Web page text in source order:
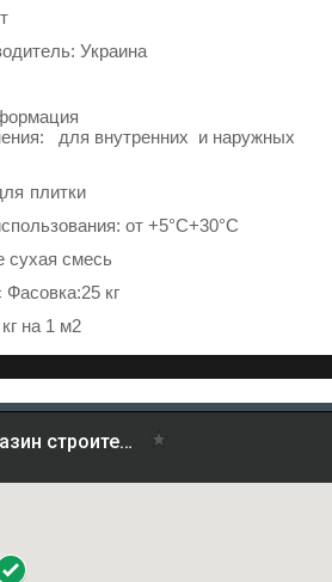
Украина
для внутренних и наружных
плитки
от +5°С+30°С
сухая смесь
кг
на 1 м2